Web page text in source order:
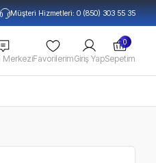
Müşteri Hizmetleri: 0 (850) 303 55 35
MerkeziFavorilerimGiriş Yap
0
Sepetim